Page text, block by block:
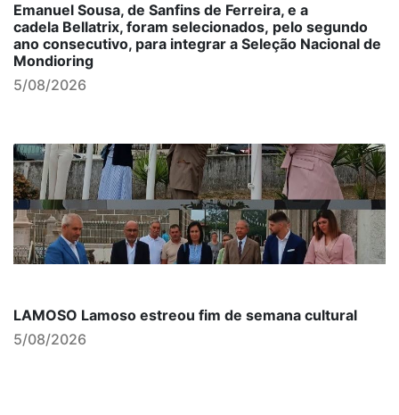
Emanuel Sousa, de Sanfins de Ferreira, e a
cadela Bellatrix, foram selecionados, pelo segundo
ano consecutivo, para integrar a Seleção Nacional de
Mondioring
5/08/2026
LAMOSO Lamoso estreou fim de semana cultural
5/08/2026